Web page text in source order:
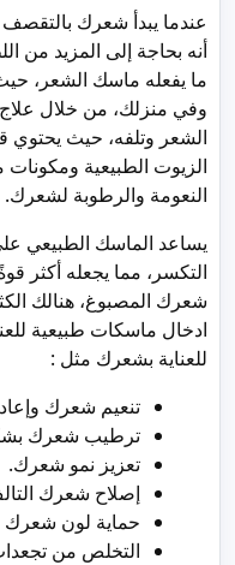
عندما يبدأ شعرك
أنه بحاجة إلى المزيد من
ما يفعله ماسك الشعر،
وفي منزلك، من خلال
الشعر وتلفه، حيث يحتوي
الزيوت الطبيعية ومكونات
النعومة والرطوبة لشعرك.
يساعد الماسك الطبيعي
التكسر، مما يجعله أكثر
شعرك المصبوغ، هنالك
ادخال ماسكات طبيعية
للعناية بشعرك مثل :
تنعيم شعرك
ترطيب شعرك
تعزيز نمو شعرك.
إصلاح شعرك
حماية لون شعرك
التخلص من